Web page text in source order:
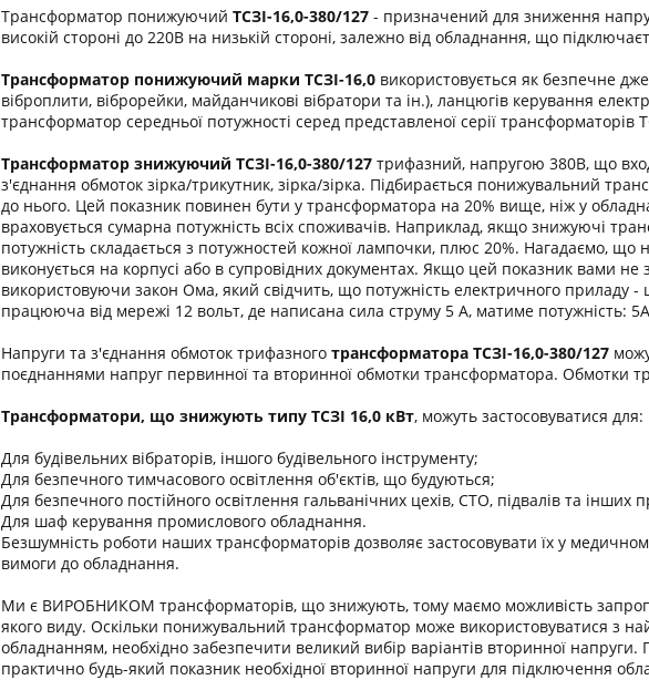
Трансформатор понижуючий ТСЗІ-16,0-380/127 - призначений для зниження
високій стороні до 220В на низькій стороні, залежно від обладнання, що
Трансформатор понижуючий марки ТСЗІ-16,0 використовується як безпечне
віброплити, віброрейки, майданчикові вібратори та ін.), ланцюгів керування
трансформатор середньої потужності серед представленої серії
Трансформатор знижуючий ТСЗІ-16,0-380/127 трифазний, напругою 380В, що
з'єднання обмоток зірка/трикутник, зірка/зірка. Підбирається понижувальний
до нього. Цей показник повинен бути у трансформатора на 20% вище, ніж у
враховується сумарна потужність всіх споживачів. Наприклад, якщо знижуючі
потужність складається з потужностей кожної лампочки, плюс 20%. Нагадаємо, що
виконується на корпусі або в супровідних документах. Якщо цей показник вами не
використовуючи закон Ома, який свідчить, що потужність електричного приладу
працююча від мережі 12 вольт, де написана сила струму 5 А, матиме потужність:
Напруги та з'єднання обмоток трифазного трансформатора ТСЗІ-16,0-380/127
поєднаннями напруг первинної та вторинної обмотки трансформатора. Обмотки
Трансформатори, що знижують типу ТСЗІ 16,0 кВт, можуть застосовуватися для:
Для будівельних вібраторів, іншого будівельного інструменту;
Для безпечного тимчасового освітлення об'єктів, що будуються;
Для безпечного постійного освітлення гальванічних цехів, СТО, підвалів та інших
Для шаф керування промислового обладнання.
Безшумність роботи наших трансформаторів дозволяє застосовувати їх у
вимоги до обладнання.
Ми є ВИРОБНИКОМ трансформаторів, що знижують, тому маємо можливість
якого виду. Оскільки понижувальний трансформатор може використовуватися з
обладнанням, необхідно забезпечити великий вибір варіантів вторинної
практично будь-який показник необхідної вторинної напруги для підключення